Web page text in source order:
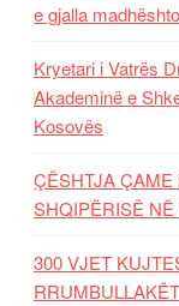
e gjalla
Kryetari i Vatrës
Akademinë e
Kosovës
ÇËSHTJA
SHQIPËRISË NË
300 VJET